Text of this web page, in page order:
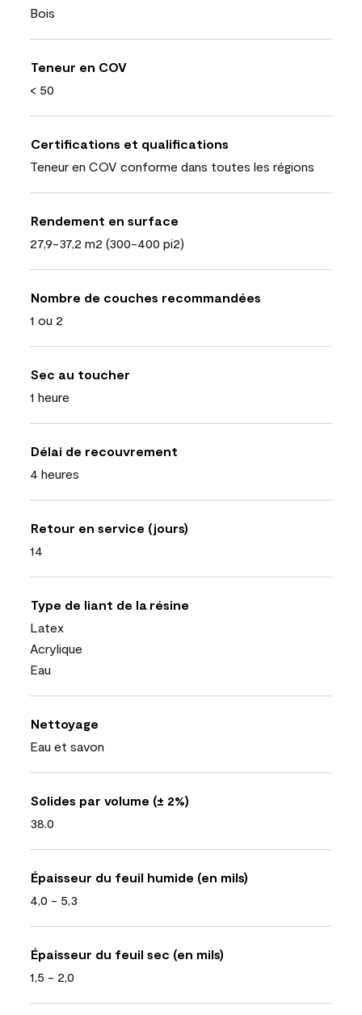
Bois
Teneur en COV
< 50
Certifications et qualifications
Teneur en COV conforme dans toutes les régions
Rendement en surface
27,9-37,2 m2 (300-400 pi2)
Nombre de couches recommandées
1 ou 2
Sec au toucher
1 heure
Délai de recouvrement
4 heures
Retour en service (jours)
14
Type de liant de la résine
Latex
Acrylique
Eau
Nettoyage
Eau et savon
Solides par volume (± 2%)
38.0
Épaisseur du feuil humide (en mils)
4,0 - 5,3
Épaisseur du feuil sec (en mils)
1,5 - 2,0